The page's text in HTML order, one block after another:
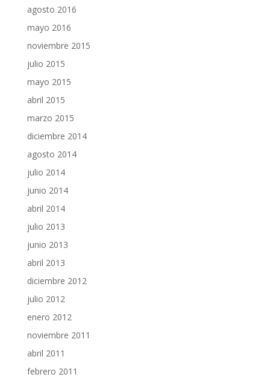
agosto 2016
mayo 2016
noviembre 2015
julio 2015
mayo 2015
abril 2015
marzo 2015
diciembre 2014
agosto 2014
julio 2014
junio 2014
abril 2014
julio 2013
junio 2013
abril 2013
diciembre 2012
julio 2012
enero 2012
noviembre 2011
abril 2011
febrero 2011